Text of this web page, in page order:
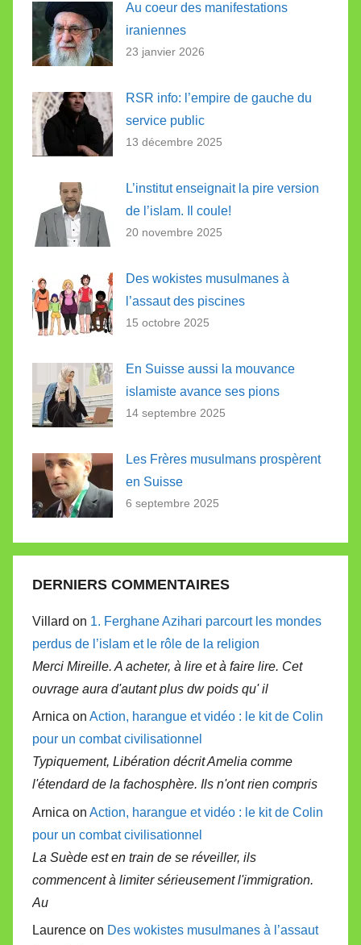
Au coeur des manifestations
iraniennes
23 janvier 2026
RSR info: l’empire de gauche du
service public
13 décembre 2025
L’institut enseignait la pire version
de l’islam. Il coule!
20 novembre 2025
Des wokistes musulmanes à
l’assaut des piscines
15 octobre 2025
En Suisse aussi la mouvance
islamiste avance ses pions
14 septembre 2025
Les Frères musulmans prospèrent
en Suisse
6 septembre 2025
DERNIERS COMMENTAIRES
Villard on 1. Ferghane Azihari parcourt les mondes
perdus de l’islam et le rôle de la religion
Merci Mireille. A acheter, à lire et à faire lire. Cet
ouvrage aura d'autant plus dw poids qu' il
Arnica on Action, harangue et vidéo : le kit de Colin
pour un combat civilisationnel
Typiquement, Libération décrit Amelia comme
l'étendard de la fachosphère. Ils n'ont rien compris
Arnica on Action, harangue et vidéo : le kit de Colin
pour un combat civilisationnel
La Suède est en train de se réveiller, ils
commencent à limiter sérieusement l'immigration.
Au
Laurence on Des wokistes musulmanes à l’assaut